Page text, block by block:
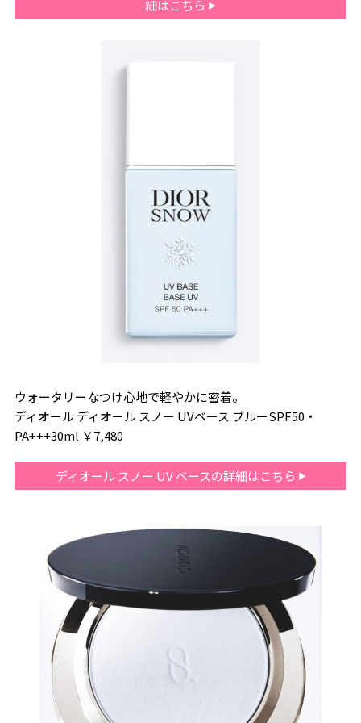
細はこちら
ウォータリーなつけ心地で軽やかに密着。
ディオール ディオール スノー UVベース ブルーSPF50・
PA+++30ml ￥7,480
ディオール スノー UV ベースの詳細はこちら